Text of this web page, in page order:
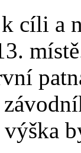
cíli a